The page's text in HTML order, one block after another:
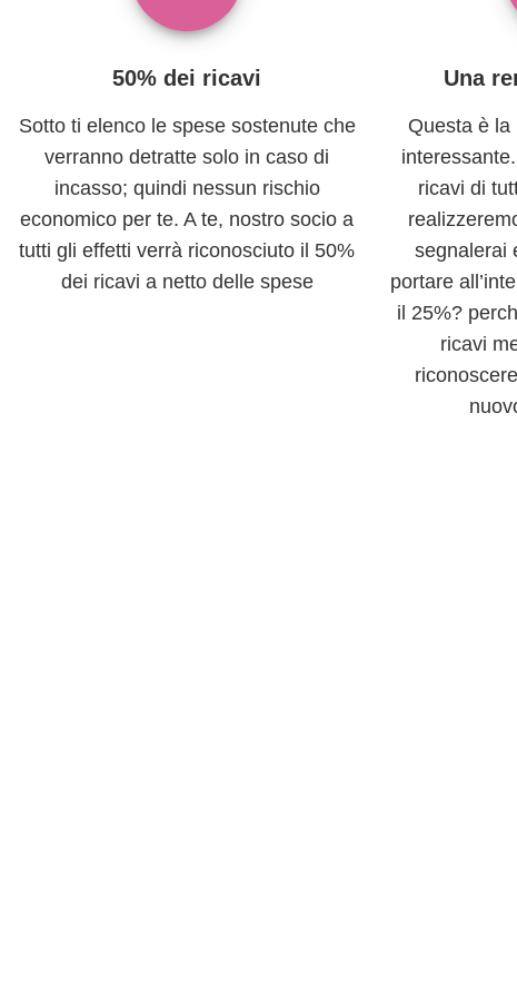
50% dei ricavi
Sotto ti elenco le spese sostenute che
verranno detratte solo in caso di
incasso; quindi nessun rischio
economico per te. A te, nostro socio a
tutti gli effetti verrà riconosciuto il 50%
dei ricavi a netto delle spese
Una
Questa è la
ricavi di
segnalerai
portare
il 25%?
ricavi